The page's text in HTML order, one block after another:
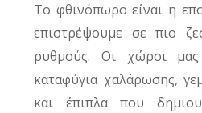
Το φθινόπωρο είναι η
επιστρέψουμε σε πιο
ρυθμούς. Οι χώροι μας
καταφύγια χαλάρωσης,
και έπιπλα που